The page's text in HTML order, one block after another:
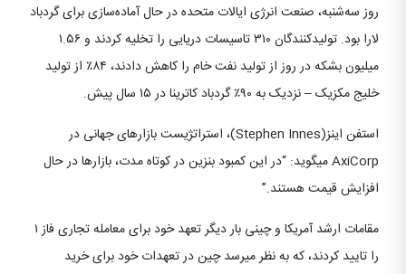
روز سه‌شنبه، صنعت انرژی ایالات متحده در حال آماده‌سازی برای گردباد
لارا بود. تولیدکنندگان ۳۱۰ تاسیسات دریایی را تخلیه کردند و ۱.۵۶
میلیون بشکه در روز از تولید نفت خام را کاهش دادند، ۸۴٪ از تولید
خلیج مکزیک – نزدیک به ۹۰٪ گردباد کاترینا در ۱۵ سال پیش.
استفن اینز(Stephen Innes)، استراتژیست بازارهای جهانی در
AxiCorp میگوید: “در این کمبود بنزین در کوتاه مدت، بازارها در حال
افزایش قیمت هستند.”
مقامات ارشد آمریكا و چینی بار دیگر تعهد خود برای معامله تجاری فاز ۱
را تایید کردند، كه به نظر میرسد چین در تعهدات خود برای خرید